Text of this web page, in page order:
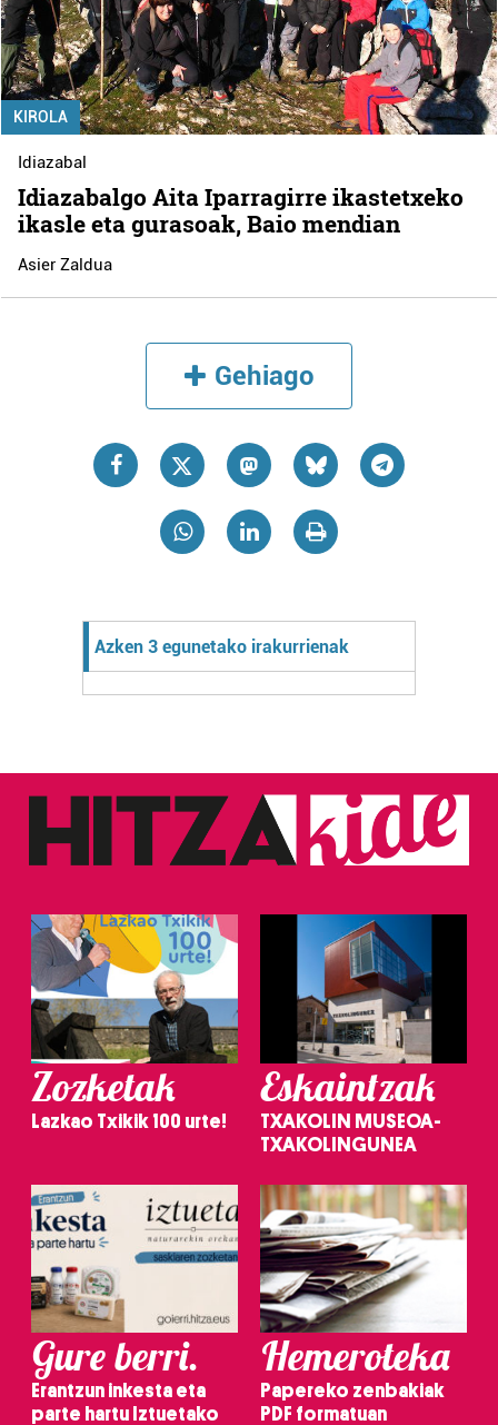
KIROLA
Idiazabal
Idiazabalgo Aita Iparragirre ikastetxeko
ikasle eta gurasoak, Baio mendian
Asier Zaldua
Gehiago
Azken 3 egunetako irakurrienak
Zozketak
Lazkao Txikik 100 urte!
Eskaintzak
TXAKOLIN MUSEOA-
TXAKOLINGUNEA
Gure berri.
Erantzun inkesta eta
parte hartu Iztuetako
Hemeroteka
Papereko zenbakiak
PDF formatuan